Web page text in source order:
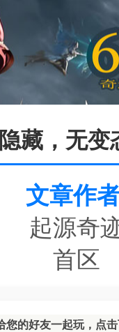
藏，无
文章作
起源奇
首区
您的好友一起玩，点